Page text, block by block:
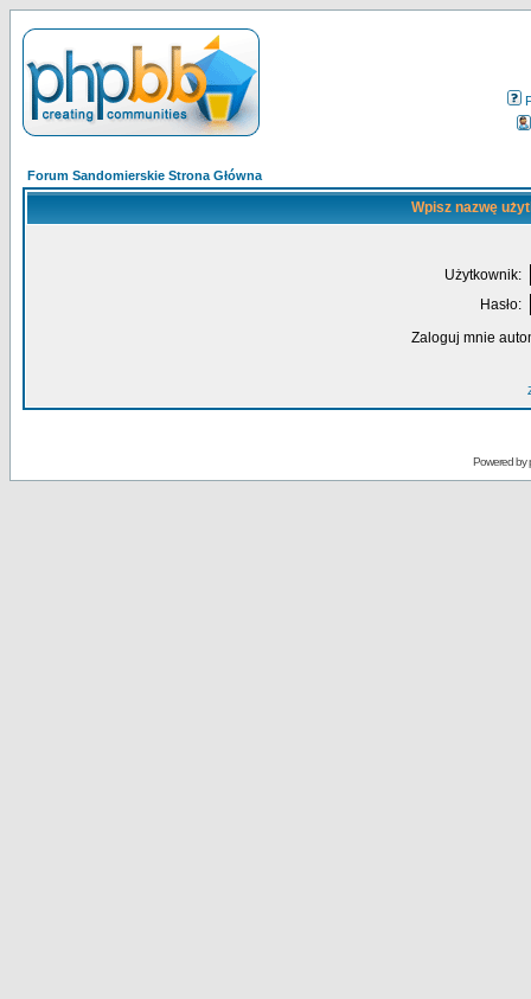
Forum Sandomierskie Strona Główna
Wpisz nazwę
Użytkownik:
Hasło:
Zaloguj mnie
Powered by